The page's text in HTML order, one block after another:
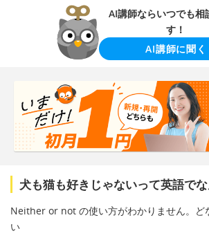
AI講師ならいつでも相
す！
AI講師に聞く
犬も猫も好きじゃないって英語で
Neither or not の使い方がわかりません。ど
い